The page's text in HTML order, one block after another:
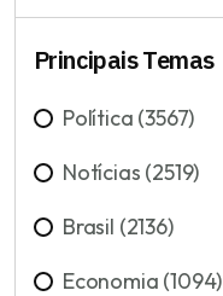
Principais Temas
Política (3567)
Notícias (2519)
Brasil (2136)
Economia (1094)